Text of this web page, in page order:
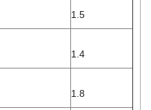
1.5
1.4
1.8